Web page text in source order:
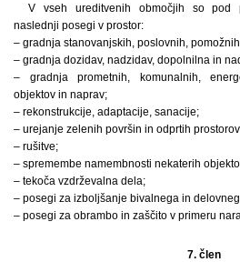
V vseh ureditvenih območjih so pod
naslednji posegi v prostor:
– gradnja stanovanjskih, poslovnih,
– gradnja dozidav, nadzidav, dopolnilna in
– gradnja prometnih, komunalnih,
objektov in naprav;
– rekonstrukcije, adaptacije, sanacije;
– urejanje zelenih površin in odprtih
– rušitve;
– spremembe namembnosti nekaterih
– tekoča vzdrževalna dela;
– posegi za izboljšanje bivalnega in
– posegi za obrambo in zaščito v primeru
7. člen